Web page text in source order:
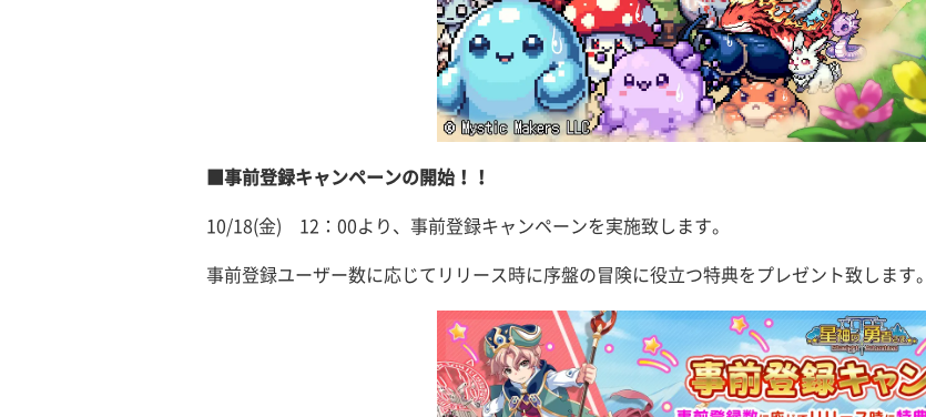
■事前登録キャンペーンの開始！！
10/18(金) 12：00より、事前登録キャンペーンを実施致します。
事前登録ユーザー数に応じてリリース時に序盤の冒険に役立つ特典をプレゼント致します。